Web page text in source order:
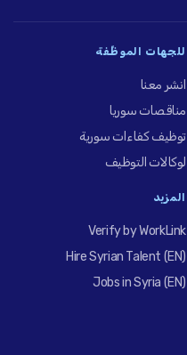
للجهات الموظِّفة
انشر معنا
مناقصات سوريا
توظيف كفاءات سورية
لوكالات التوظيف
المزيد
Verify by WorkLink
Hire Syrian Talent (EN)
Jobs in Syria (EN)